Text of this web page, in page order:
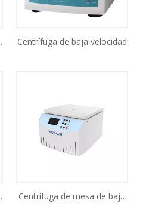
Centrífuga de baja velocidad
Centrífuga de mesa de baja